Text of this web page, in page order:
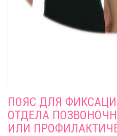
ПОЯС ДЛЯ
ОТДЕЛА
ИЛИ